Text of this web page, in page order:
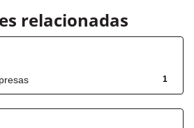
relacionadas
1